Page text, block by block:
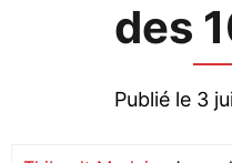
des
Publié le 3